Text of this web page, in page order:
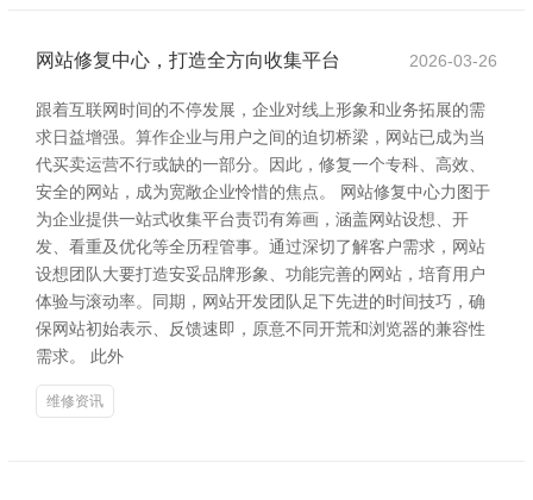
网站修复中心，打造全方向收集平台 2026-03-26
跟着互联网时间的不停发展，企业对线上形象和业务拓展的需
求日益增强。算作企业与用户之间的迫切桥梁，网站已成为当
代买卖运营不行或缺的一部分。因此，修复一个专科、高效、
安全的网站，成为宽敞企业怜惜的焦点。 网站修复中心力图于
为企业提供一站式收集平台责罚有筹画，涵盖网站设想、开
发、看重及优化等全历程管事。通过深切了解客户需求，网站
设想团队大要打造安妥品牌形象、功能完善的网站，培育用户
体验与滚动率。同期，网站开发团队足下先进的时间技巧，确
保网站初始表示、反馈速即，原意不同开荒和浏览器的兼容性
需求。 此外
维修资讯